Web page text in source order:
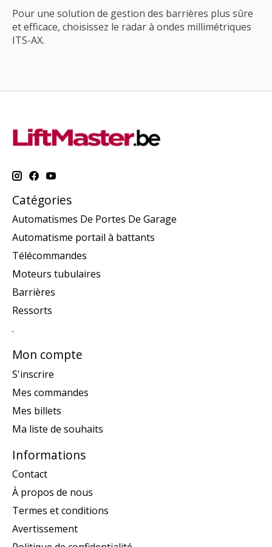
Pour une solution de gestion des barrières plus sûre
et efficace, choisissez le radar à ondes millimétriques
ITS-AX.
Catégories
Automatismes De Portes De Garage
Automatisme portail à battants
Télécommandes
Moteurs tubulaires
Barrières
Ressorts
.
Mon compte
S'inscrire
Mes commandes
Mes billets
Ma liste de souhaits
Informations
Contact
À propos de nous
Termes et conditions
Avertissement